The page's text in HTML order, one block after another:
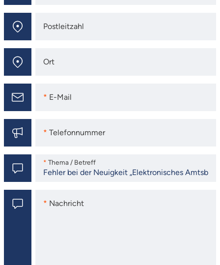
PostleitzahlPostleitzahl
Ort Ort
E-Mail E-Mail
TelefonnummerTelefonnummer
Thema / Betreff
Thema / Betreff
Nachricht Nachricht